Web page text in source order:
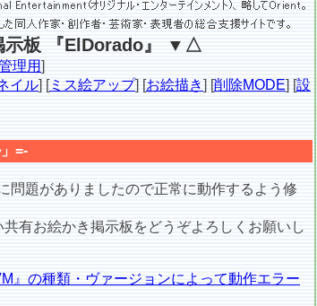
板 『ElDorado』 ▼△
理用]
イル] [ミス絵アップ] [お絵描き] [削除MODE] [設
=-
題がありましたので正常に動作するよう修
有お絵かき掲示板をどうぞよろしくお願いし
』の種類・ヴァージョンによって動作エラー